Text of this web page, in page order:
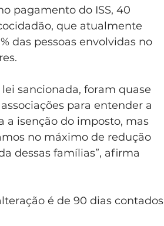
pagamento do ISS, 40
que atualmente
das pessoas envolvidas no
sancionada, foram quase
para entender a
a isenção do imposto, mas
no máximo de redução
dessas famílias”, afirma
é de 90 dias contados